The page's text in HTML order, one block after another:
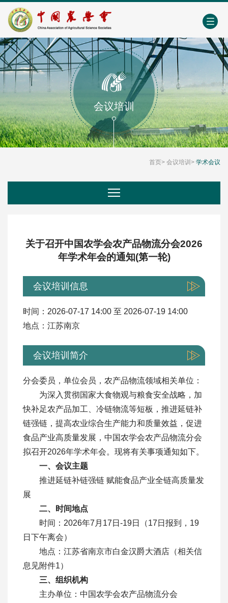
中国农业农村人才网 中心学会门户网
会议培训
首页> 会议培训 > 学术会议
关于召开中国农学会农产品物流分会2026
年学术年会的通知(第一轮)
会议培训信息
时间：2026-07-17 14:00 至 2026-07-19 14:00
地点：江苏南京
会议培训简介
分会委员，单位会员，农产品物流领域相关单位：
为深入贯彻国家大食物观与粮食安全战略，加
快补足农产品加工、冷链物流等短板，推进延链补
链强链，提高农业综合生产能力和质量效益，促进
食品产业高质量发展，中国农学会农产品物流分会
拟召开2026年学术年会。现将有关事项通知如下。
一、会议主题
推进延链补链强链 赋能食品产业全链高质量发
展
二、时间地点
时间：2026年7月17日-19日（17日报到，19
日下午离会）
地点：江苏省南京市白金汉爵大酒店（相关信
息见附件1）
三、组织机构
主办单位：中国农学会农产品物流分会